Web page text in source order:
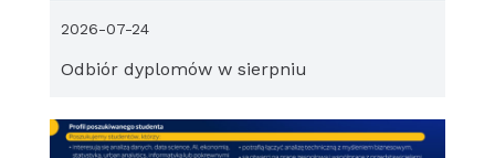
Odbiór dyplomów w sierpniu
2026-07-24